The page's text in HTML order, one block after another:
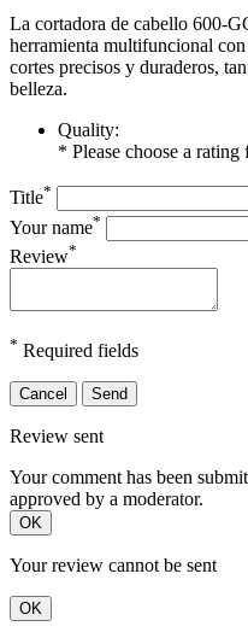
La cortadora de cabello 600-
herramienta multifuncional
cortes precisos y duraderos,
belleza.
Quality:
* Please choose a
Title*
Your name*
Review*
* Required fields
Cancel Send
Review sent
Your comment has been
approved by a moderator.
OK
Your review cannot be sent
OK